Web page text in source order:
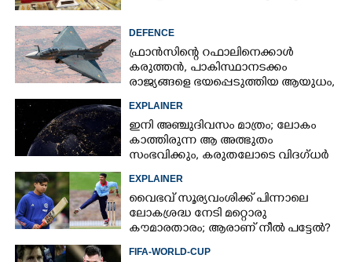
DEFENCE
ഫ്രാൻസിന്റെ റഫാലിനെക്കാൾ
കരുത്തൻ,​ പാകിസ്ഥാനടക്കം
രാജ്യങ്ങളെ ഭയപ്പെടുത്തിയ ആയുധം,​
ഇന്ത്യ നിർമ്മിച്ച എണ്ണം 100ലേക്ക്
EXPLAINER
ഇനി അഞ്ചുദിവസം മാത്രം; ലോകം
കാത്തിരുന്ന ആ അത്ഭുതം
സംഭവിക്കും, കരുതലോടെ വിദഗ്ധർ
EXPLAINER
വൈഭവ് സൂര്യവംശിക്ക് പിന്നാലെ
ലോകശ്രദ്ധ നേടി മറ്റൊരു
കൗമാരതാരം; ആരാണ് നീൽ പട്ടേൽ?
FIFA-WORLD-CUP